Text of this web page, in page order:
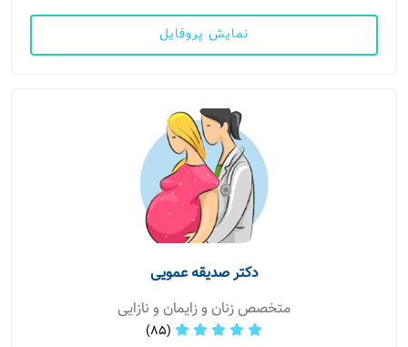
نمایش پروفایل
دکتر صدیقه عمویی
متخصص زنان و زایمان و نازایی
(85)